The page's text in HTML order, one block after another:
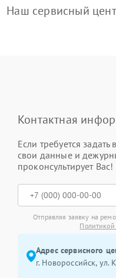
Наш сервисный
Контактная
Если требуется задать
свои данные и
проконсультирует Вас!
Отправляя заявку на
Политикой
Адрес сервисного
г. Новороссийск, ул.